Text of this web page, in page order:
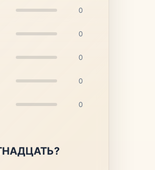
0
0
0
0
0